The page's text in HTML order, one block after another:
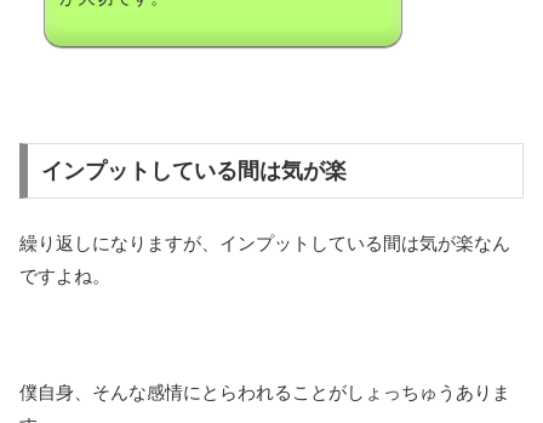
インプットしている間は気が楽
繰り返しになりますが、インプットしている間は気が楽なん
ですよね。
僕自身、そんな感情にとらわれることがしょっちゅうありま